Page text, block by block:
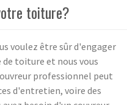
toiture?
voulez être sûr d'engager
toiture et nous vous
professionnel peut
d'entretien, voire des